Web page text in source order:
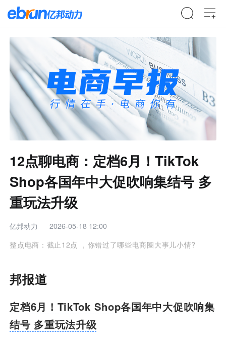
12点聊电商：定档6月！TikTok
Shop各国年中大促吹响集结号 多
重玩法升级
亿邦动力
2026-05-18 12:00
整点电商：截止12点 ，你错过了哪些电商圈大事儿小情?
邦报道
定档6月！TikTok Shop各国年中大促吹响集
结号 多重玩法升级